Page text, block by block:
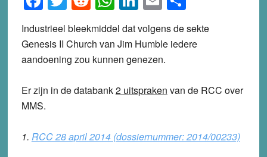
Industrieel bleekmiddel dat volgens de sekte
Genesis II Church van Jim Humble iedere
aandoening zou kunnen genezen.
Er zijn in de databank2 uitspraken van de RCC over
MMS.
1. RCC 28 april 2014 (dossiernummer: 2014/00233)